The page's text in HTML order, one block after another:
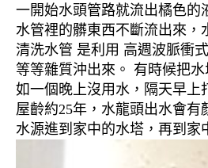
一開始水頭管路就流出橘色的
水管裡的髒東西不斷流出來，
清洗水管 是利用 高週波脈衝
等等雜質沖出來。 有時候把
如一個晚上沒用水，隔天早上
屋齡約25年，水龍頭出水會有
水源進到家中的水塔，再到